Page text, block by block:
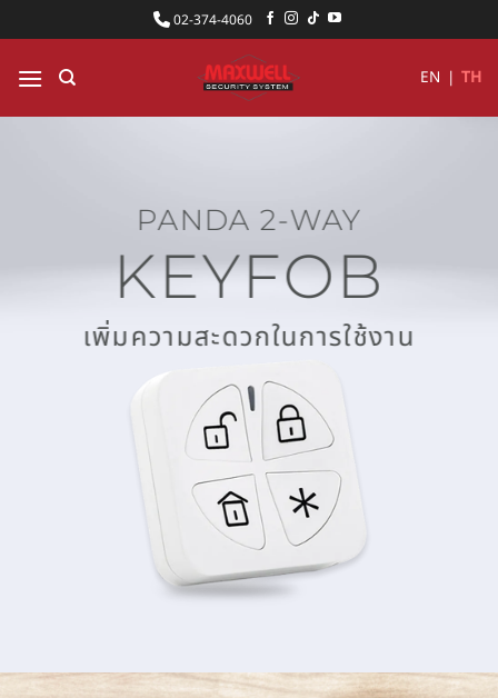
ไป
ยัง
เนื้อหา
02-374-4060
EN | TH
PANDA 2-WAY
KEYFOB
เพิ่มความสะดวกในการใช้งาน